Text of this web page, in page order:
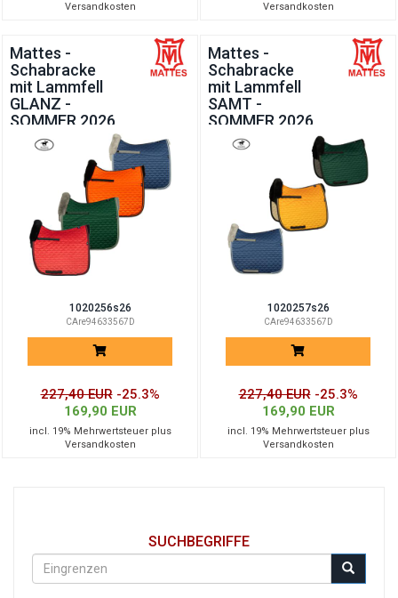
Versandkosten
Versandkosten
Mattes -
Schabracke
mit Lammfell
GLANZ -
SOMMER 2026
1020256s26
CAre94633567D
227,40 EUR -25.3%
169,90 EUR
incl. 19% Mehrwertsteuer plus
Versandkosten
Mattes -
Schabracke
mit Lammfell
SAMT -
SOMMER 2026
1020257s26
CAre94633567D
227,40 EUR -25.3%
169,90 EUR
incl. 19% Mehrwertsteuer plus
Versandkosten
SUCHBEGRIFFE